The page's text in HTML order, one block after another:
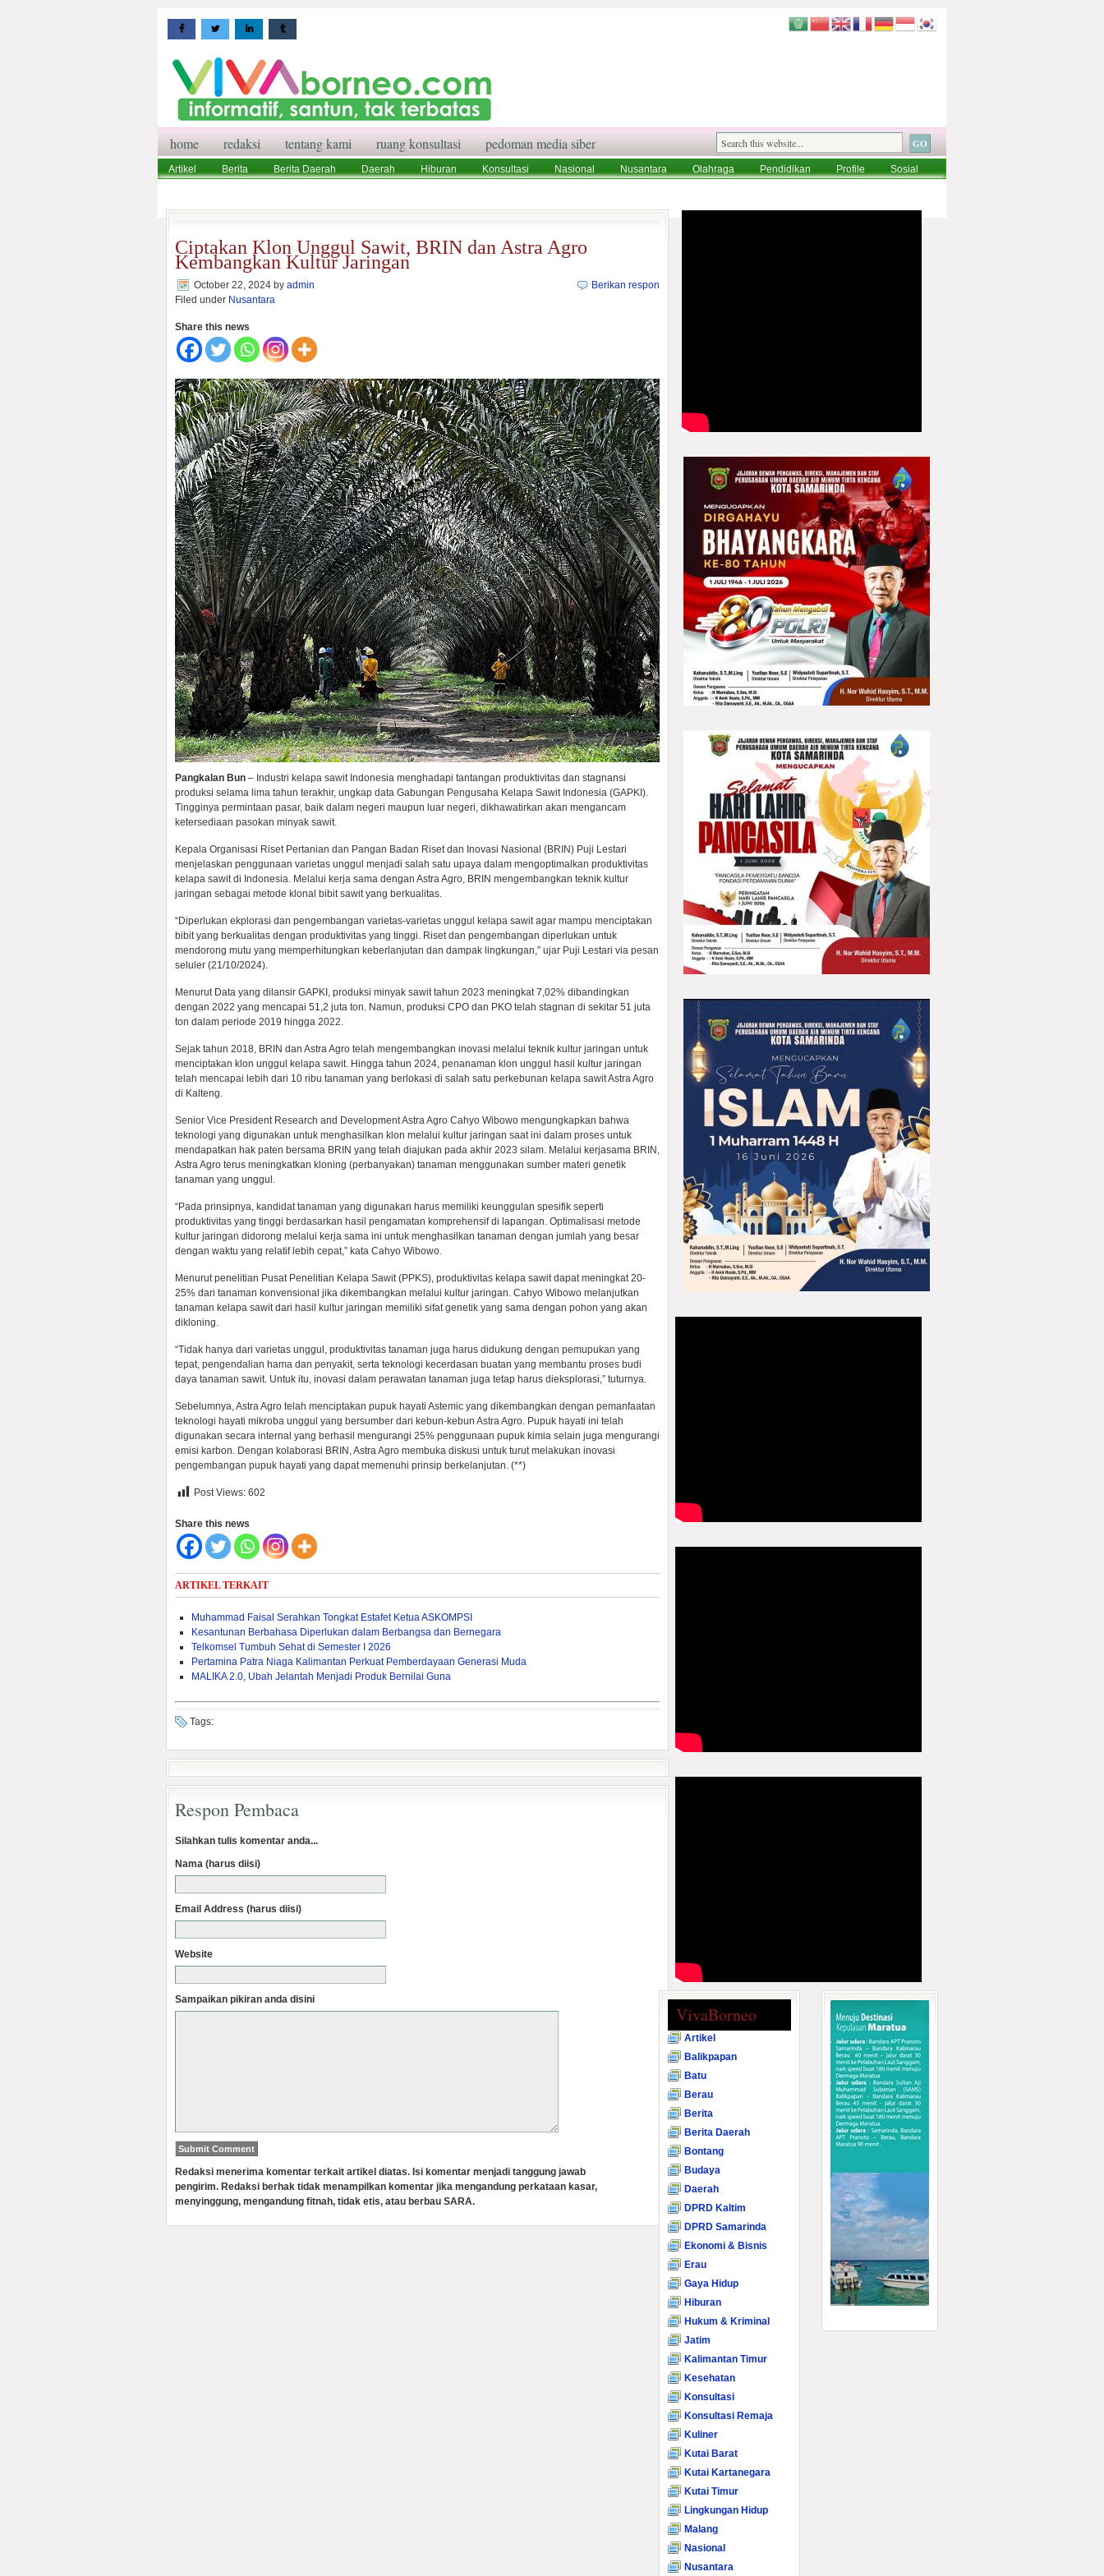
home redaksi tentang kami ruang konsultasi pedoman media siber
Artikel Berita Berita Daerah Daerah Hiburan Konsultasi Nasional Nusantara Olahraga Pendidikan Profile
Sosial
Ciptakan Klon Unggul Sawit, BRIN dan Astra Agro
Kembangkan Kultur Jaringan
October 22, 2024 by admin
Filed under Nusantara
Berikan respon
Share this news
Pangkalan Bun – Industri kelapa sawit Indonesia menghadapi tantangan produktivitas dan stagnansi
produksi selama lima tahun terakhir, ungkap data Gabungan Pengusaha Kelapa Sawit Indonesia (GAPKI).
Tingginya permintaan pasar, baik dalam negeri maupun luar negeri, dikhawatirkan akan mengancam
ketersediaan pasokan minyak sawit.
Kepala Organisasi Riset Pertanian dan Pangan Badan Riset dan Inovasi Nasional (BRIN) Puji Lestari
menjelaskan penggunaan varietas unggul menjadi salah satu upaya dalam mengoptimalkan produktivitas
kelapa sawit di Indonesia. Melalui kerja sama dengan Astra Agro, BRIN mengembangkan teknik kultur
jaringan sebagai metode klonal bibit sawit yang berkualitas.
“Diperlukan ekplorasi dan pengembangan varietas-varietas unggul kelapa sawit agar mampu menciptakan
bibit yang berkualitas dengan produktivitas yang tinggi. Riset dan pengembangan diperlukan untuk
mendorong mutu yang memperhitungkan keberlanjutan dan dampak lingkungan,” ujar Puji Lestari via pesan
seluler (21/10/2024).
Menurut Data yang dilansir GAPKI, produksi minyak sawit tahun 2023 meningkat 7,02% dibandingkan
dengan 2022 yang mencapai 51,2 juta ton. Namun, produksi CPO dan PKO telah stagnan di sekitar 51 juta
ton dalam periode 2019 hingga 2022.
Sejak tahun 2018, BRIN dan Astra Agro telah mengembangkan inovasi melalui teknik kultur jaringan untuk
menciptakan klon unggul kelapa sawit. Hingga tahun 2024, penanaman klon unggul hasil kultur jaringan
telah mencapai lebih dari 10 ribu tanaman yang berlokasi di salah satu perkebunan kelapa sawit Astra Agro
di Kalteng.
Senior Vice President Research and Development Astra Agro Cahyo Wibowo mengungkapkan bahwa
teknologi yang digunakan untuk menghasilkan klon melalui kultur jaringan saat ini dalam proses untuk
mendapatkan hak paten bersama BRIN yang telah diajukan pada akhir 2023 silam. Melalui kerjasama BRIN,
Astra Agro terus meningkatkan kloning (perbanyakan) tanaman menggunakan sumber materi genetik
tanaman yang unggul.
“Pada prinsipnya, kandidat tanaman yang digunakan harus memiliki keunggulan spesifik seperti
produktivitas yang tinggi berdasarkan hasil pengamatan komprehensif di lapangan. Optimalisasi metode
kultur jaringan didorong melalui kerja sama ini untuk menghasilkan tanaman dengan jumlah yang besar
dengan waktu yang relatif lebih cepat,” kata Cahyo Wibowo.
Menurut penelitian Pusat Penelitian Kelapa Sawit (PPKS), produktivitas kelapa sawit dapat meningkat 20-
25% dari tanaman konvensional jika dikembangkan melalui kultur jaringan. Cahyo Wibowo melanjutkan
tanaman kelapa sawit dari hasil kultur jaringan memiliki sifat genetik yang sama dengan pohon yang akan
dikloning.
“Tidak hanya dari varietas unggul, produktivitas tanaman juga harus didukung dengan pemupukan yang
tepat, pengendalian hama dan penyakit, serta teknologi kecerdasan buatan yang membantu proses budi
daya tanaman sawit. Untuk itu, inovasi dalam perawatan tanaman juga tetap harus dieksplorasi,” tuturnya.
Sebelumnya, Astra Agro telah menciptakan pupuk hayati Astemic yang dikembangkan dengan pemanfaatan
teknologi hayati mikroba unggul yang bersumber dari kebun-kebun Astra Agro. Pupuk hayati ini telah
digunakan secara internal yang berhasil mengurangi 25% penggunaan pupuk kimia selain juga mengurangi
emisi karbon. Dengan kolaborasi BRIN, Astra Agro membuka diskusi untuk turut melakukan inovasi
pengembangan pupuk hayati yang dapat memenuhi prinsip berkelanjutan. (**)
Post Views: 602
Share this news
ARTIKEL TERKAIT
Muhammad Faisal Serahkan Tongkat Estafet Ketua ASKOMPSI
Kesantunan Berbahasa Diperlukan dalam Berbangsa dan Bernegara
Telkomsel Tumbuh Sehat di Semester I 2026
Pertamina Patra Niaga Kalimantan Perkuat Pemberdayaan Generasi Muda
MALIKA 2.0, Ubah Jelantah Menjadi Produk Bernilai Guna
Tags:
Respon Pembaca
Silahkan tulis komentar anda...
Nama (harus diisi)
Email Address (harus diisi)
Website
Sampaikan pikiran anda disini
Redaksi menerima komentar terkait artikel diatas. Isi komentar menjadi tanggung jawab
pengirim. Redaksi berhak tidak menampilkan komentar jika mengandung perkataan kasar,
menyinggung, mengandung fitnah, tidak etis, atau berbau SARA.
VivaBorneo
Artikel
Balikpapan
Batu
Berau
Berita
Berita Daerah
Bontang
Budaya
Daerah
DPRD Kaltim
DPRD Samarinda
Ekonomi & Bisnis
Erau
Gaya Hidup
Hiburan
Hukum & Kriminal
Jatim
Kalimantan Timur
Kesehatan
Konsultasi
Konsultasi Remaja
Kuliner
Kutai Barat
Kutai Kartanegara
Kutai Timur
Lingkungan Hidup
Malang
Nasional
Nusantara